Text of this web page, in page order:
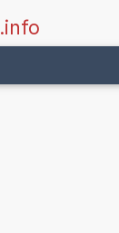
.info